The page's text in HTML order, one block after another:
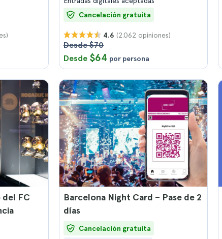
Cancelación gratuita
4.6 (2.062 opiniones)
Desde $70
Desde $64 por persona
del FC
Barcelona Night Card – Pase de 2
días
Cancelación gratuita